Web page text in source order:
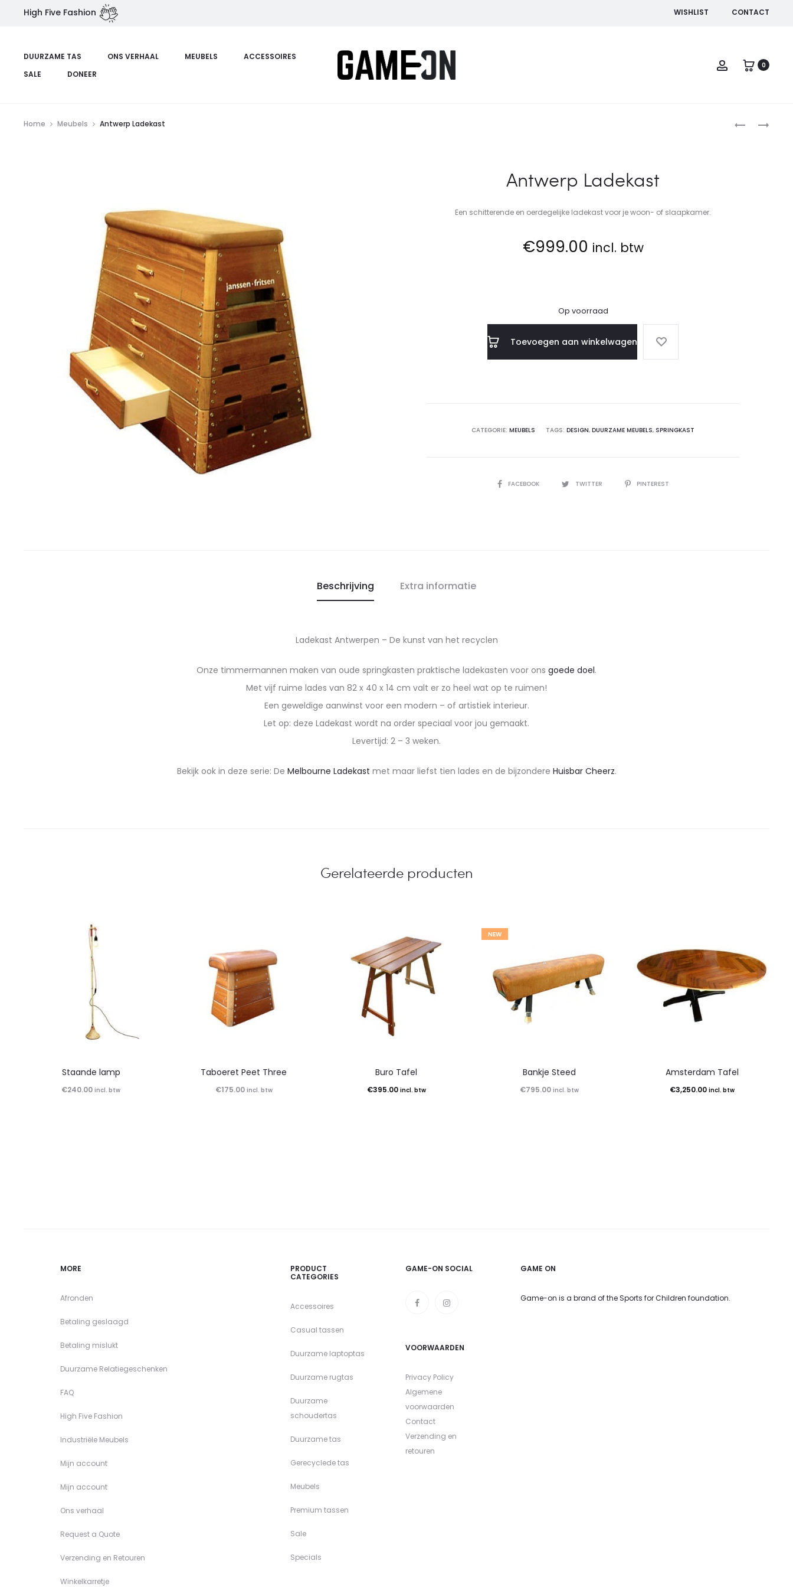
High Five Fashion WISHLIST CONTACT
DUURZAME TAS ONS VERHAAL MEUBELS
ACCESSOIRES
SALE
DONEER
Account0
AMSTERDAM
Home Meubels Antwerp Ladekast
Antwerp Ladekast
Een schitterende en oerdegelijke ladekast voor je woon- of slaapkamer.
€999.00 incl. btw
Op voorraad
Toevoegen aan winkelwagen
CATEGORIE: MEUBELS TAGS: DESIGN, DUURZAME MEUBELS, SPRINGKAST
SHAREFACEBOOK TWITTER PINTEREST
Beschrijving Extra informatie
Ladekast Antwerpen – De kunst van het recyclen
Onze timmermannen maken van oude springkasten praktische ladekasten voor ons goede doel.
Met vijf ruime lades van 82 x 40 x 14 cm valt er zo heel wat op te ruimen!
Een geweldige aanwinst voor een modern – of artistiek interieur.
Let op: deze Ladekast wordt na order speciaal voor jou gemaakt.
Levertijd: 2 – 3 weken.
Bekijk ook in deze serie: De Melbourne Ladekast met maar liefst tien lades en de bijzondere Huisbar Cheerz.
Gerelateerde producten
Staande lamp
€240.00 incl. btw
Taboeret Peet Three
€175.00 incl. btw
Buro Tafel
€395.00 incl. btw
NEW
Bankje Steed
€795.00 incl. btw
Amsterdam Tafel
€3,250.00 incl. btw
MORE
Afronden
Betaling geslaagd
Betaling mislukt
Duurzame Relatiegeschenken
FAQ
High Five Fashion
Industriële Meubels
Mijn account
Mijn account
Ons verhaal
Request a Quote
Verzending en Retouren
Winkelkarretje
PRODUCT
CATEGORIES
Accessoires
Casual tassen
Duurzame laptoptas
Duurzame rugtas
Duurzame
schoudertas
Duurzame tas
Gerecyclede tas
Meubels
Premium tassen
Sale
Specials
GAME-ON SOCIAL
VOORWAARDEN
Privacy Policy
Algemene
voorwaarden
Contact
Verzending en
retouren
GAME ON
Game-on is a brand of the Sports for Children foundation.